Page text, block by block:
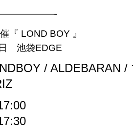
『 LOND BOY 』
池袋EDGE
/ ALDEBARAN